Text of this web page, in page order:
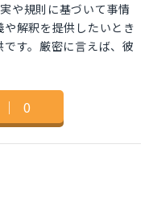
や規則に基づいて事情
解釈を提供したいとき
す。厳密に言えば、彼
｜ 0